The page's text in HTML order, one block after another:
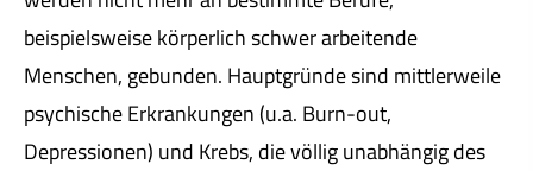
beispielsweise körperlich schwer arbeitende
Menschen, gebunden. Hauptgründe sind mittlerweile
psychische Erkrankungen (u.a. Burn-out,
Depressionen) und Krebs, die völlig unabhängig des